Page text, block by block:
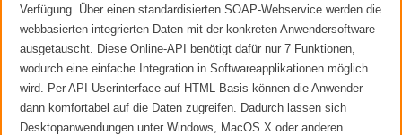
Verfügung. Über einen standardisierten SOAP-Webservice werden die
webbasierten integrierten Daten mit der konkreten Anwendersoftware
ausgetauscht. Diese Online-API benötigt dafür nur 7 Funktionen,
wodurch eine einfache Integration in Softwareapplikationen möglich
wird. Per API-Userinterface auf HTML-Basis können die Anwender
dann komfortabel auf die Daten zugreifen. Dadurch lassen sich
Desktopanwendungen unter Windows, MacOS X oder anderen